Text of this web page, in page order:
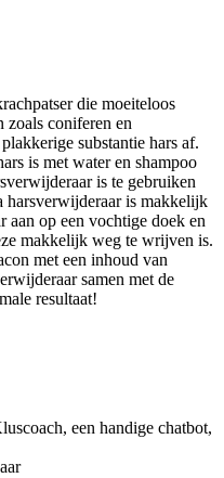
die moeiteloos
coniferen en
substantie hars af.
is met water en shampoo
is te gebruiken
is makkelijk
op een vochtige doek en
makkelijk weg te wrijven is.
met een inhoud van
samen met de
resultaat!
een handige chatbot,